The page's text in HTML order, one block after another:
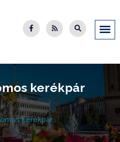
kerékpár
kerékpár